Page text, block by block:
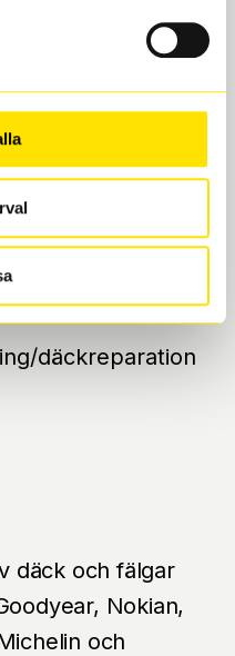
erbjuder
däckreparation
däck och fälgar
Nokian,
och